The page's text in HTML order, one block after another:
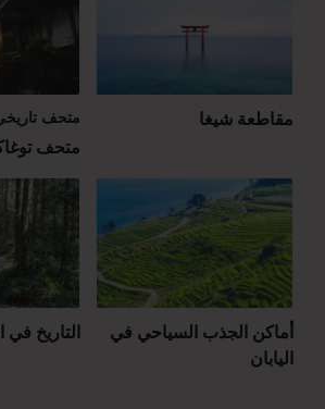
مقاطعة شيغا متحف
متحف
أماكن الجذب السياحي في
اليابان
التاريخ في